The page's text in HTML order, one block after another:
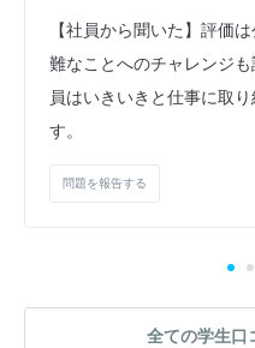
【社員から聞いた】評価
難なことへのチャレンジ
員はいきいきと仕事に取
す。
問題を報告する
全ての学生口